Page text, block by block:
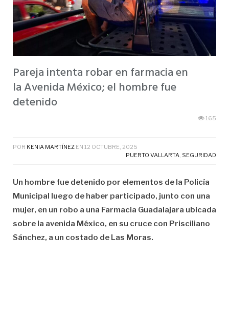
Pareja intenta robar en farmacia en
la Avenida México; el hombre fue
detenido
165
POR KENIA MARTÍNEZ EN 12 OCTUBRE, 2025
PUERTO VALLARTA, SEGURIDAD
Un hombre fue detenido por elementos de la Policía
Municipal luego de haber participado, junto con una
mujer, en un robo a una Farmacia Guadalajara ubicada
sobre la avenida México, en su cruce con Prisciliano
Sánchez, a un costado de Las Moras.